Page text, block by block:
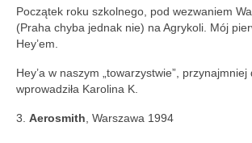
Początek roku szkolnego, pod wezwaniem
(Praha chyba jednak nie) na Agrykoli. Mój
Hey’em.
Hey’a w naszym „towarzystwie”, przynajmniej
wprowadziła Karolina K.
3. Aerosmith , Warszawa 1994